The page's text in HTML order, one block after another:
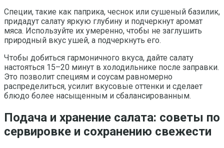
Специи, такие как паприка, чеснок или сушеный базилик,
придадут салату яркую глубину и подчеркнут аромат
мяса. Используйте их умеренно, чтобы не заглушить
природный вкус ушей, а подчеркнуть его.
Чтобы добиться гармоничного вкуса, дайте салату
настояться 15–20 минут в холодильнике после заправки.
Это позволит специям и соусам равномерно
распределиться, усилит вкусовые оттенки и сделает
блюдо более насыщенным и сбалансированным.
Подача и хранение салата: советы по
сервировке и сохранению свежести